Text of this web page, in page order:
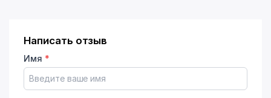
Написать отзыв
Имя *